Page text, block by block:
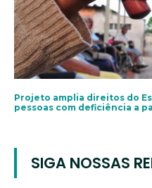
Projeto amplia direitos do
pessoas com deficiência a
SIGA NOSSAS